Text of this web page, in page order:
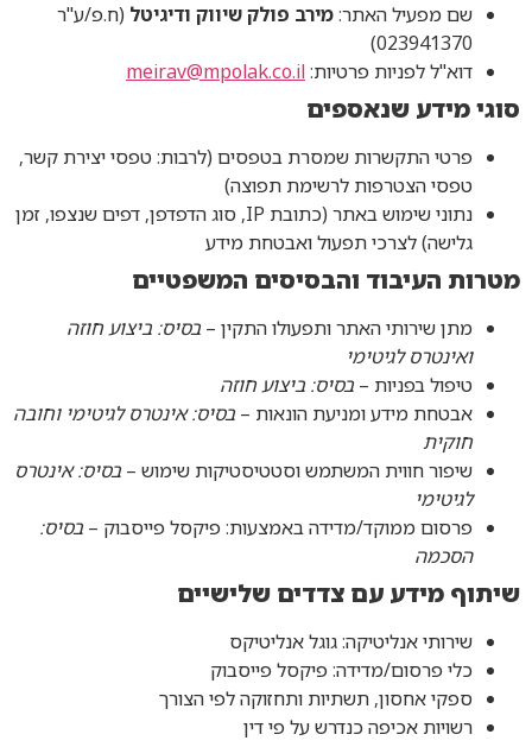
שם מפעיל האתר:מירב פולק שיווק ודיגיטל (ח.פ/ע"ר
023941370)
דוא"ל לפניות פרטיות:meirav@mpolak.co.il
סוגי מידע שנאספים
פרטי התקשרות שמסרת בטפסים (לרבות: טפסי יצירת קשר,
טפסי הצטרפות לרשימת תפוצה)
נתוני שימוש באתר (כתובת IP, סוג הדפדפן, דפים שנצפו, זמן
גלישה) לצרכי תפעול ואבטחת מידע
מטרות העיבוד והבסיסים המשפטיים
מתן שירותי האתר ותפעולו התקין – בסיס: ביצוע חוזה
ואינטרס לגיטימי
טיפול בפניות – בסיס: ביצוע חוזה
אבטחת מידע ומניעת הונאות – בסיס: אינטרס לגיטימי וחובה
חוקית
שיפור חווית המשתמש וסטטיסטיקות שימוש – בסיס: אינטרס
לגיטימי
פרסום ממוקד/מדידה באמצעות: פיקסל פייסבוק – בסיס:
הסכמה
שיתוף מידע עם צדדים שלישיים
שירותי אנליטיקה: גוגל אנליטיקס
כלי פרסום/מדידה: פיקסל פייסבוק
ספקי אחסון, תשתיות ותחזוקה לפי הצורך
רשויות אכיפה כנדרש על פי דין